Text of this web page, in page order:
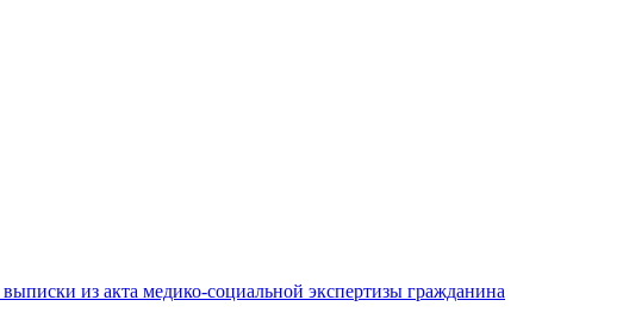
из акта медико-социальной экспертизы гражданина